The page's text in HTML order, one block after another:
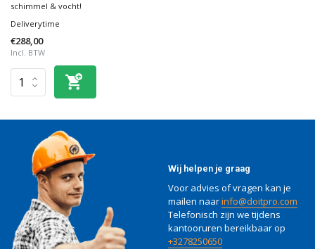
schimmel & vocht!
Deliverytime
€288,00
Incl. BTW
Wij helpen je graag
Voor advies of vragen kan je
mailen naarinfo@doitpro.com
Telefonisch zijn we tijdens
kantooruren bereikbaar op
+3278250650